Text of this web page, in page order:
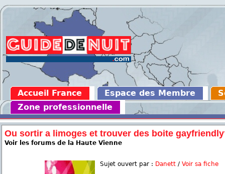
Accueil France Espace des Membre
Zone professionnelle
Ou sortir a limoges et trouver des boite
Voir les forums de la Haute Vienne
Sujet ouvert par : Danett / Voir sa fiche